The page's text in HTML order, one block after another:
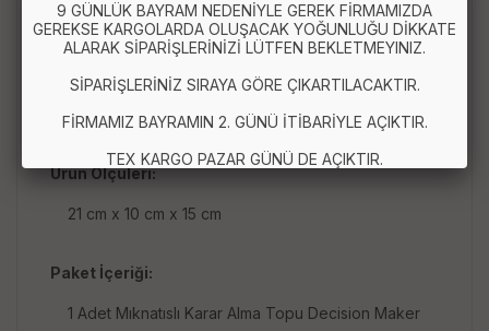
Pil yada benzeri bir enerji kaynağına ihtiyaç
duymaz
Ürün Ölçüleri:
21 cm x 10 cm x 15 cm
Paket İçeriği:
1 Adet Mıknatıslı Karar Alma Topu Decision Maker
9 GÜNLÜK BAYRAM NEDENİYLE GEREK FİRMAMIZDA
GEREKSE KARGOLARDA OLUŞACAK YOĞUNLUĞU DİKKATE
ALARAK SİPARİŞLERİNİZİ LÜTFEN BEKLETMEYINIZ.
SİPARİŞLERİNİZ SIRAYA GÖRE ÇIKARTILACAKTIR.
FİRMAMIZ BAYRAMIN 2. GÜNÜ İTİBARİYLE AÇIKTIR.
TEX KARGO PAZAR GÜNÜ DE AÇIKTIR.